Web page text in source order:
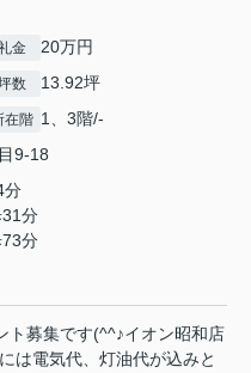
金 20万円
数 13.92坪
在階 1、3階/-
9-18
分
31分
73分
ト募集です(^^♪イオン昭和店
は電気代、灯油代が込みと